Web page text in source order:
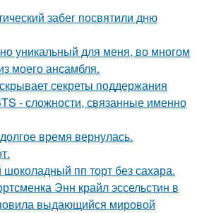
забег посвятили дню
уникальный для меня, во многом
моего ансамбля.
секреты поддержания
- сложности, связанные именно
время вернулась.
пп торт без сахара.
Энн крайл эссельстин в
выдающийся мировой